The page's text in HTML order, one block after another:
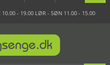
10.00 - 19.00 LØR - SØN 11.00 - 15.00